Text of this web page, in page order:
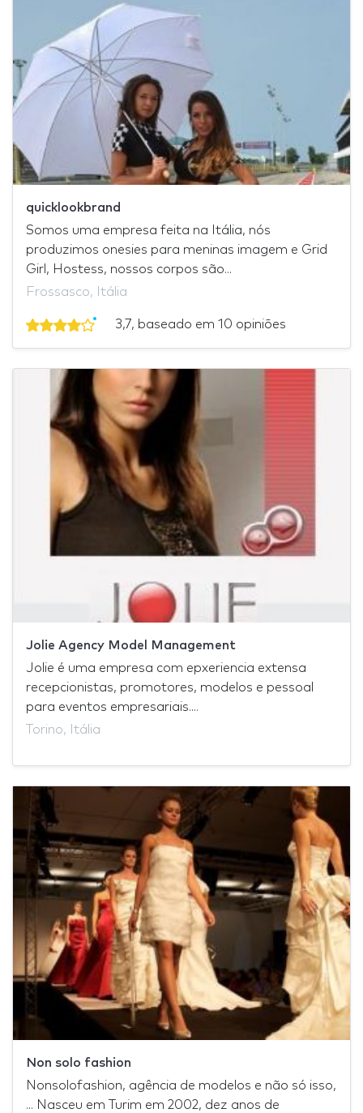
quicklookbrand
Somos uma empresa feita na Itália, nós
produzimos onesies para meninas imagem e Grid
Girl, Hostess, nossos corpos são...
Frossasco, Itália
3,7, baseado em 10 opiniões
Jolie Agency Model Management
Jolie é uma empresa com epxeriencia extensa
recepcionistas, promotores, modelos e pessoal
para eventos empresariais....
Torino, Itália
Non solo fashion
Nonsolofashion, agência de modelos e não só isso,
... Nasceu em Turim em 2002, dez anos de